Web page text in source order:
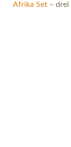
Afrika Set– drei